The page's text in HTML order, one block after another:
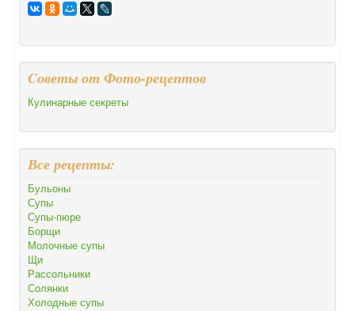
Cоветы от Фото-рецептов
Кулинарные секреты
Все рецепты:
Бульоны
Супы
Супы-пюре
Борщи
Молочные супы
Щи
Рассольники
Солянки
Холодные супы